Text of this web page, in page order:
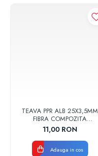
TEAVA PPR ALB 25X3,5MM
FIBRA COMPOZITA
10033025004
VALDUOTHERM VALROM
11,00 RON
Adauga in cos